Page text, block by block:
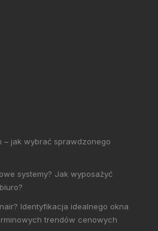
– jak wybrać sprawdzonego
systemy? Jak wyposażyć
Identyfikacja idealnego okna
trendów cenowych